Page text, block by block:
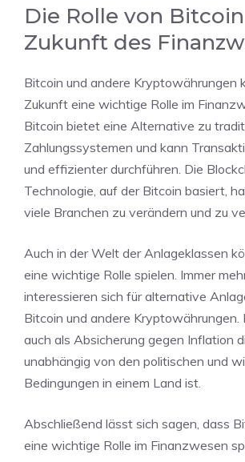
Die Rolle von
Zukunft des
Bitcoin und andere Kryptowährungen
Zukunft eine wichtige Rolle im
Bitcoin bietet eine Alternative zu
Zahlungssystemen und kann
und effizienter durchführen. Die
Technologie, auf der Bitcoin basiert,
viele Branchen zu verändern und zu
Auch in der Welt der Anlageklassen
eine wichtige Rolle spielen. Immer
interessieren sich für alternative
Bitcoin und andere Kryptowährungen.
auch als Absicherung gegen Inflation
unabhängig von den politischen und
Bedingungen in einem Land ist.
Abschließend lässt sich sagen, dass
eine wichtige Rolle im Finanzwesen